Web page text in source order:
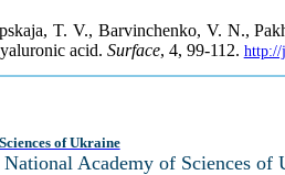
T. V., Barvinchenko, V. N.,
acid. Surface, 4, 99-112. http://
of Ukraine
Academy of Sciences of